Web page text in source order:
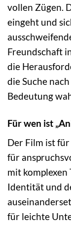
vollen Zügen.
eingeht und
Freundschaft
die
die Suche
Bedeutung
Für wen ist
Der Film ist
für
mit komplexen
Identität und
für leichte